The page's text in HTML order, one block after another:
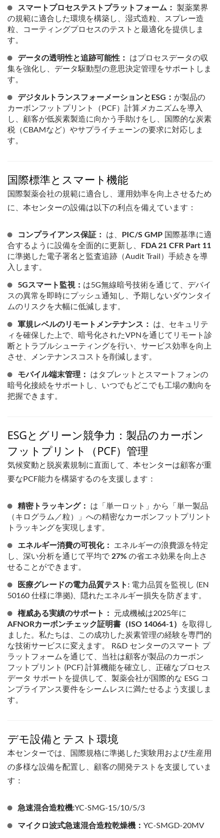
スマートプロセステストプラットフォーム：
製薬業界
の規範に適合した環境を構築し、湿式造粒、スプレー造
粒、コーティングプロセスのテストと最適化を提供しま
す。
データの透明性と追跡可能性：
はプロセスデータの収
集を強化し、データ駆動型の意思決定管理をサポートしま
す。
デジタルトランスフォーメーションとESG： が製品の
カーボンフットプリント（PCF）計算メカニズムを導入
し、顧客が低炭素製造に向かう手助けをし、国際的な炭素
税（CBAMなど）やサプライチェーンの要求に対応しま
す。
国際標準とスマート機能
国際製薬会社の規範に適合し、運用効率を向上させるため
に、本センターの設備は以下の利点を備えています：
コンプライアンス保証： は、 PIC/S GMP 国際基準に適
合するように設備を全面的に更新し、
FDA 21 CFR Part 11
に準拠した電子署名と監査追跡（Audit Trail）手続きを導
入します。
5Gスマート監視： は5G無線暗号技術を通じて、デバイ
スの異常を即時にプッシュ通知し、予期しないダウンタイ
ムのリスクを大幅に低減します。
軍規レベルのリモートメンテナンス：
は、セキュリテ
ィを確保した上で、暗号化されたVPNを通じてリモート診
断とトラブルシューティングを行い、サービス効率を向上
させ、メンテナンスコストを削減します。
モバイル端末管理：
はタブレットとスマートフォンの
暗号化接続をサポートし、いつでもどこでも工場の動向を
把握できます。
ESGとグリーン競争力：製品のカーボン
フットプリント（PCF）管理
気候変動と脱炭素規制に直面して、本センターは顧客が重
要なPCF能力を構築するのを支援します：
精密トラッキング：
は「単一ロット」から「単一製品
（キログラム／粒）」への精密なカーボンフットプリント
トラッキングを実現します。
エネルギー消費の可視化：
エネルギーの浪費源を特定
し、深い分析を通じて平均で 27% の省エネ効果を向上さ
せることができます。
医療グレードの電力品質テスト: 電力品質を監視し (EN
50160 仕様に準拠)、隠れたエネルギー損失を防ぎます。
権威ある実績のサポート：
元成機械は2025年に
AFNORカーボンチェック証明書（ISO 14064-1）
を取得し
ました。私たちは、この成功した炭素管理の経験を専門的
な技術サービスに変えます。 R&D センターのスマート プ
ラットフォームを通じて、当社は顧客が製品のカーボン
フットプリント (PCF) 計算機能を確立し、正確なプロセス
データ サポートを提供して、製薬会社が国際的な ESG コ
ンプライアンス要件をシームレスに満たせるよう支援しま
す。
デモ設備とテスト環境
本センターでは、国際規格に準拠した実験用および生産用
の多様な設備を配置し、顧客の開発テストを支援していま
す：
急速混合造粒機:YC-SMG-15/10/5/3
マイクロ波式急速混合造粒乾燥機： YC-SMGD-20MV